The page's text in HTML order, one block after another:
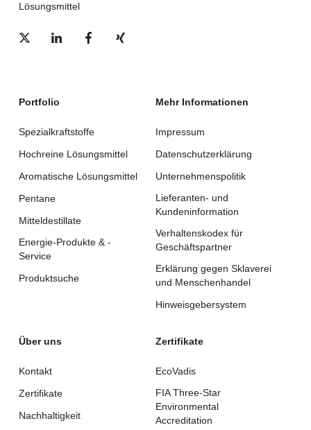
Lösungsmittel
Portfolio
Spezialkraftstoffe
Hochreine Lösungsmittel
Aromatische Lösungsmittel
Pentane
Mitteldestillate
Energie-Produkte & -
Service
Produktsuche
Mehr Informationen
Impressum
Datenschutzerklärung
Unternehmenspolitik
Lieferanten- und
Kundeninformation
Verhaltenskodex für
Geschäftspartner
Erklärung gegen Sklaverei
und Menschenhandel
Hinweisgebersystem
Über uns
Kontakt
Zertifikate
Nachhaltigkeit
Zertifikate
EcoVadis
FIA Three-Star
Environmental
Accreditation